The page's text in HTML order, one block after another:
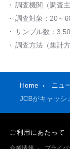
・ 調査機関（調査
・ 調査対象：20～
・ サンプル数：
・ 調査方法（集計
Home
ニュ
JCBがキャッシ
ご利用にあたって